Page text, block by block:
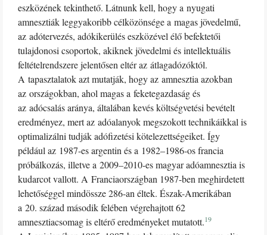
eszközének tekinthető. Látnunk kell, hogy a nyugati
amnesztiák leggyakoribb célközönsége a magas jövedelmű,
az adótervezés, adókikerülés eszközével élő befektetői
tulajdonosi csoportok, akiknek jövedelmi és intellektuális
feltételrendszere jelentősen eltér az átlagadózóktól.
A tapasztalatok azt mutatják, hogy az amnesztia azokban
az országokban, ahol magas a feketegazdaság és
az adócsalás aránya, általában kevés költségvetési bevételt
eredményez, mert az adóalanyok megszokott technikáikkal is
optimalizálni tudják adófizetési kötelezettségeiket. Így
például az 1987-es argentin és a 1982–1986-os francia
próbálkozás, illetve a 2009–2010-es magyar adóamnesztia is
kudarcot vallott. A Franciaországban 1987-ben meghirdetett
lehetőséggel mindössze 286-an éltek. Észak-Amerikában
a 20. század második felében végrehajtott 62
amnesztiacsomag is eltérő eredményeket mutatott.19